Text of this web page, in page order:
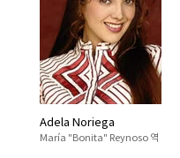
Adela Noriega
María "Bonita" Reynoso 역